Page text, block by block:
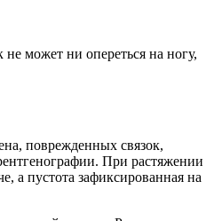
может ни опереться на ногу,
поврежденных связок,
При растяжении
а пустота зафиксированная на